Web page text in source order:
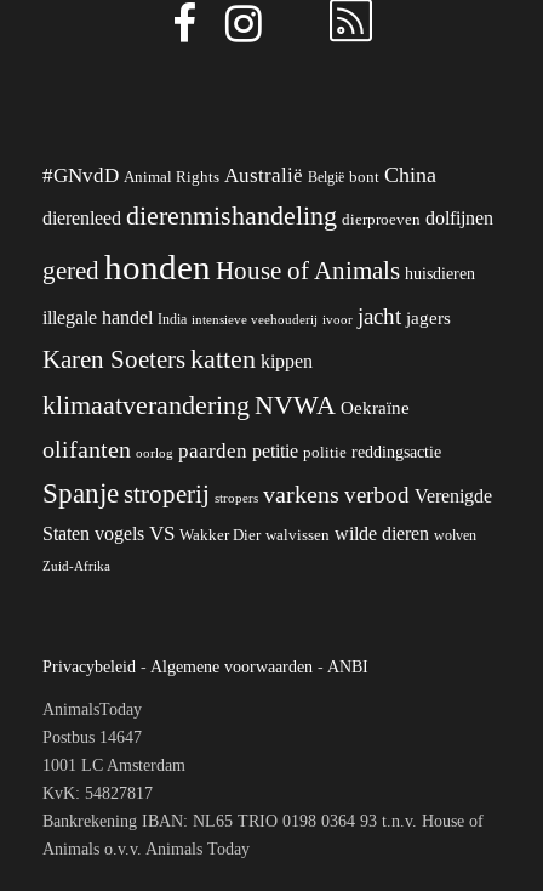
#GNvdD Animal Rights Australië België bont China
dierenleed dierenmishandeling dierproeven dolfijnen
gered honden House of Animals huisdieren
illegale handel India intensieve veehouderij ivoor jacht jagers
Karen Soeterskatten kippen
klimaatverandering NVWA Oekraïne
olifanten oorlog paarden petitie politie reddingsactie
Spanjestroperij stropers varkens verbod Verenigde
Staten vogels VS Wakker Dier walvissen wilde dieren wolven
Zuid-Afrika
Privacybeleid - Algemene voorwaarden - ANBI
AnimalsToday
Postbus 14647
1001 LC Amsterdam
KvK: 54827817
Bankrekening IBAN: NL65 TRIO 0198 0364 93 t.n.v. House of
Animals o.v.v. Animals Today